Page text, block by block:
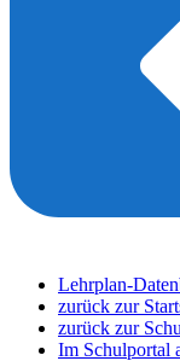
Lehrplan-
zurück zur
zurück zur
Im Schulportal